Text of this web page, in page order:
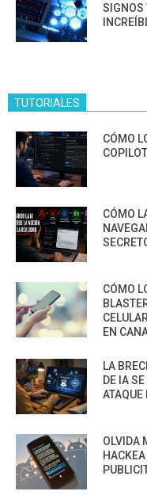
SIGNOS
TUTORIALES
CÓMO
CÓMO
CÓMO
EN
LA
DE IA
OLVIDA